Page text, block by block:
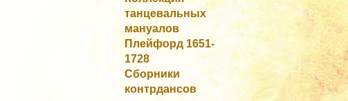
танцевальных
мануалов
Плейфорд 1651-
1728
Сборники
контрдансов